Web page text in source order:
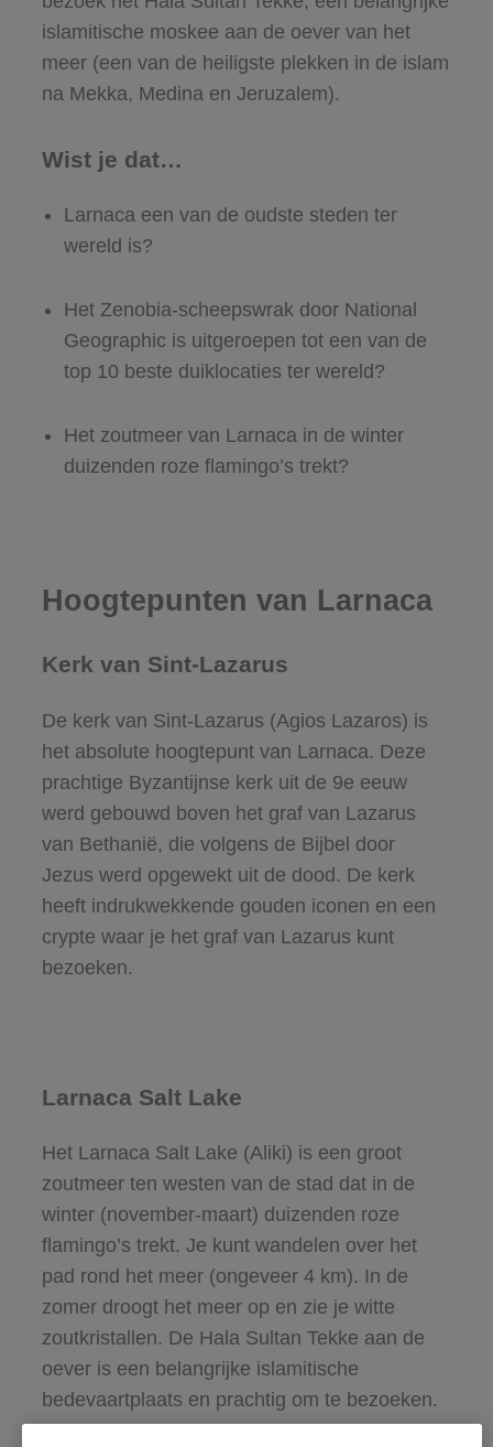
islamitische moskee aan de oever van het
meer (een van de heiligste plekken in de islam
na Mekka, Medina en Jeruzalem).
Wist je dat…
Larnaca een van de oudste steden ter
wereld is?
Het Zenobia-scheepswrak door National
Geographic is uitgeroepen tot een van de
top 10 beste duiklocaties ter wereld?
Het zoutmeer van Larnaca in de winter
duizenden roze flamingo’s trekt?
Hoogtepunten van Larnaca
Kerk van Sint-Lazarus
De kerk van Sint-Lazarus (Agios Lazaros) is
het absolute hoogtepunt van Larnaca. Deze
prachtige Byzantijnse kerk uit de 9e eeuw
werd gebouwd boven het graf van Lazarus
van Bethanië, die volgens de Bijbel door
Jezus werd opgewekt uit de dood. De kerk
heeft indrukwekkende gouden iconen en een
crypte waar je het graf van Lazarus kunt
bezoeken.
Larnaca Salt Lake
Het Larnaca Salt Lake (Aliki) is een groot
zoutmeer ten westen van de stad dat in de
winter (november-maart) duizenden roze
flamingo’s trekt. Je kunt wandelen over het
pad rond het meer (ongeveer 4 km). In de
zomer droogt het meer op en zie je witte
zoutkristallen. De Hala Sultan Tekke aan de
oever is een belangrijke islamitische
bedevaartplaats en prachtig om te bezoeken.